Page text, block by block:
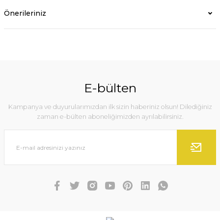
Önerileriniz
E-bülten
Kampanya ve duyurularımızdan ilk sizin haberiniz olsun! Dilediğiniz
zaman e-bülten aboneliğimizden ayrılabilirsiniz.